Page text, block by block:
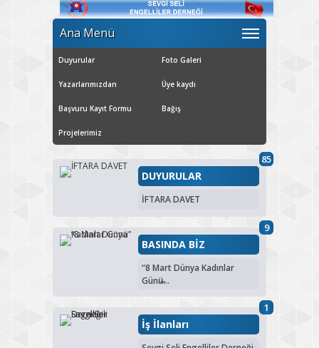
Ana Menü
Duyurular Foto Galeri
Yazarlarımızdan Üye kaydı
Başvuru Kayıt Formu Bağış
Projelerimiz
85
DUYURULAR
İFTARA DAVET
9
BASINDA BİZ
“8 Mart Dünya Kadınlar
Günü̶...
1
İş İlanları